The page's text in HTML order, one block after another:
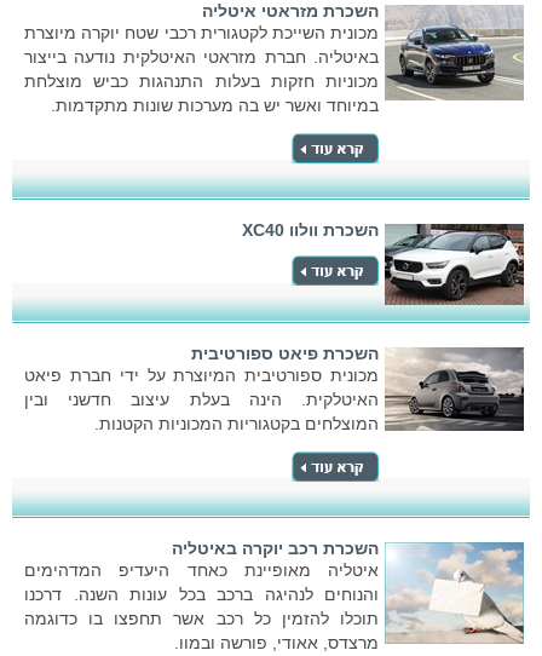
השכרת מזראטי איטליה
מכונית השייכת לקטגורית רכבי שטח יוקרה מיוצרת
באיטליה. חברת מזראטי האיטלקית נודעה בייצור
מכוניות חזקות בעלות התנהגות כביש מוצלחת
במיוחד ואשר יש בה מערכות שונות מתקדמות.
השכרת וולוו XC40
השכרת פיאט ספורטיבית
מכונית ספורטיבית המיוצרת על ידי חברת פיאט
האיטלקית. הינה בעלת עיצוב חדשני ובין
המוצלחים בקטגוריות המכוניות הקטנות.
השכרת רכב יוקרה באיטליה
איטליה מאופיינת כאחד היעדיפ המדהימים
והנוחים לנהיגה ברכב בכל עונות השנה. דרכנו
תוכלו להזמין כל רכב אשר תחפצו בו כדוגמה
מרצדס, אאודי, פורשה ובמוו.